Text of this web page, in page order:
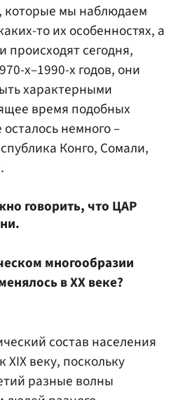
мы наблюдаем
то их особенностях, а
происходят сегодня,
х–1990-х годов, они
характерными
время подобных
немного –
Конго, Сомали,
говорить, что ЦАР
многообразии
в XX веке?
состав населения
веку, поскольку
разные волны